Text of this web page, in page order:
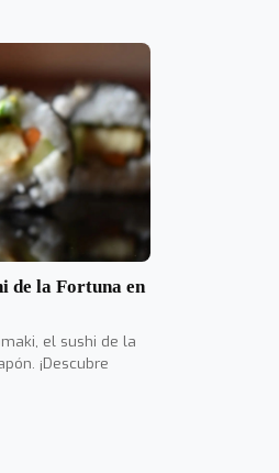
de la Fortuna en
el sushi de la
¡Descubre